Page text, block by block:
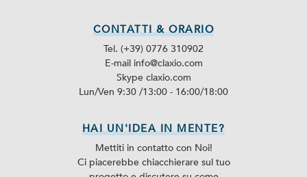
CONTATTI & ORARIO
Tel. (+39) 0776 310902
E-mail info@claxio.com
Skype claxio.com
Lun/Ven 9:30 /13:00 - 16:00/18:00
HAI UN'IDEA IN MENTE?
Mettiti in contatto con Noi!
Ci piacerebbe chiacchierare sul tuo